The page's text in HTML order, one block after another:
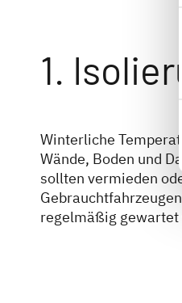
1.
Winterliche
Wände, Boden und
sollten vermieden
regelmäßig gewartet